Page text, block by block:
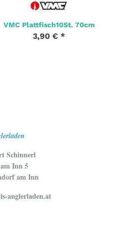
VMC Plattfisch10St. 70cm
3,90 € *
Schinnerl
Inn 5
am Inn
anglerladen.at